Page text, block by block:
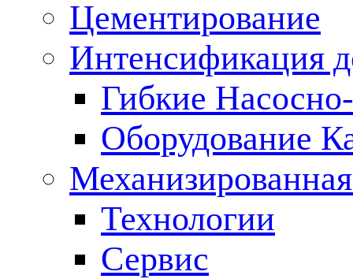
Цементирование
Интенсификация
Гибкие
Оборудование
Технологии
Сервис